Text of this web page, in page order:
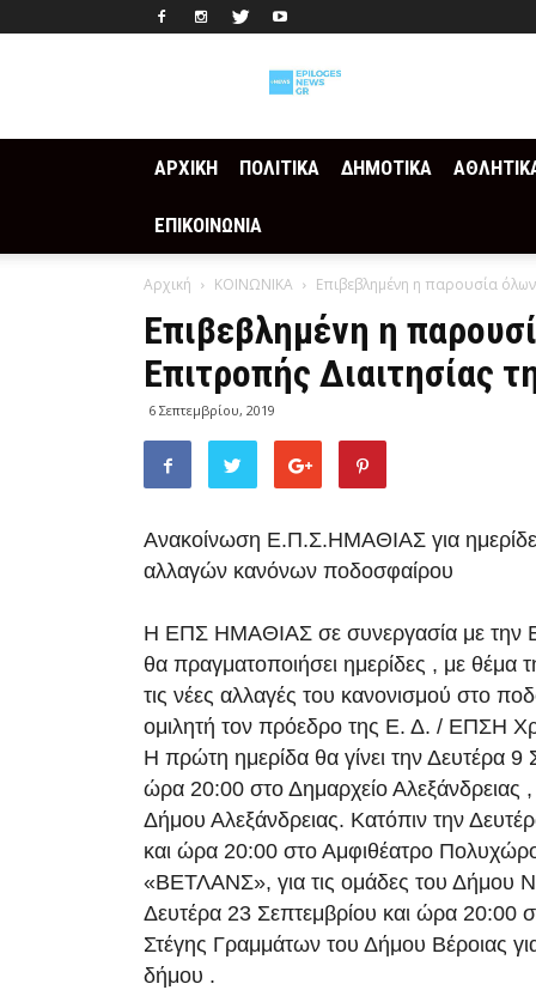
ΑΡΧΙΚΗ ΠΟΛΙΤΙΚΑ ΔΗΜΟΤΙΚΑ
ΕΠΙΚΟΙΝΩΝΙΑ
Αρχική ΚΟΙΝΩΝΙΚΑ Επιβεβλημένη η παρουσία
Επιβεβλημένη η
Επιτροπής Διαιτησίας
6 Σεπτεμβρίου, 2019
Ανακοίνωση Ε.Π.Σ.HΜΑΘΙΑΣ για
αλλαγών κανόνων ποδοσφαίρου
Η ΕΠΣ ΗΜΑΘΙΑΣ σε συνεργασία με την
θα πραγματοποιήσει ημερίδες , με θέμα
τις νέες αλλαγές του κανονισμού στο
ομιλητή τον πρόεδρο της Ε. Δ. / ΕΠΣΗ
Η πρώτη ημερίδα θα γίνει την Δευτέρα 9
ώρα 20:00 στο Δημαρχείο Αλεξάνδρειας ,
Δήμου Αλεξάνδρειας. Κατόπιν την
και ώρα 20:00 στο Αμφιθέατρο
«ΒΕΤΛΑΝΣ», για τις ομάδες του Δήμου
Δευτέρα 23 Σεπτεμβρίου και ώρα 20:00
Στέγης Γραμμάτων του Δήμου Βέροιας
δήμου .